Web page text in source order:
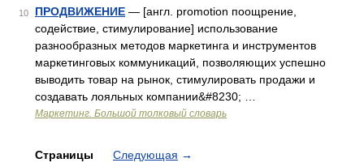
10 ПРОДВИЖЕНИЕ — [англ. promotion поощрение,
содействие, стимулирование] использование
разнообразных методов маркетинга и инструментов
маркетинговых коммуникаций, позволяющих успешно
выводить товар на рынок, стимулировать продажи и
создавать лояльных компании&#8230; …
Маркетинг. Большой толковый словарь
Страницы Следующая →